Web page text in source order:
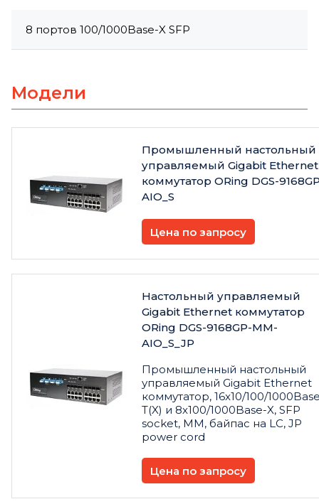
8 портов 100/1000Base-X SFP
Модели
Промышленный настольный
управляемый Gigabit Ethernet
коммутатор ORing DGS-
AIO_S
Цена по запросу
Настольный управляемый
Gigabit Ethernet коммутатор
ORing DGS-9168GP-MM-
AIO_S_JP
Промышленный настольный
управляемый Gigabit Ethernet
коммутатор, 16x10/100/
T(X) и 8x100/1000Base-X, SFP
socket, MM, байпас на LC, JP
power cord
Цена по запросу